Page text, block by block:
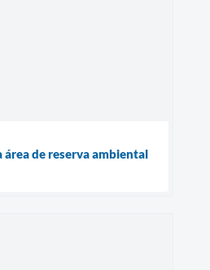
de reserva ambiental